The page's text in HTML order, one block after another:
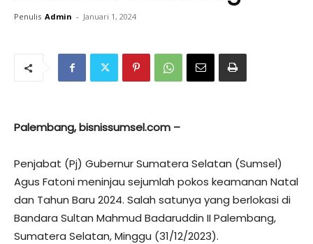
Penulis Admin - Januari 1, 2024
Palembang, bisnissumsel.com –
Penjabat (Pj) Gubernur Sumatera Selatan (Sumsel)
Agus Fatoni meninjau sejumlah pokos keamanan Natal
dan Tahun Baru 2024. Salah satunya yang berlokasi di
Bandara Sultan Mahmud Badaruddin II Palembang,
Sumatera Selatan, Minggu (31/12/2023).